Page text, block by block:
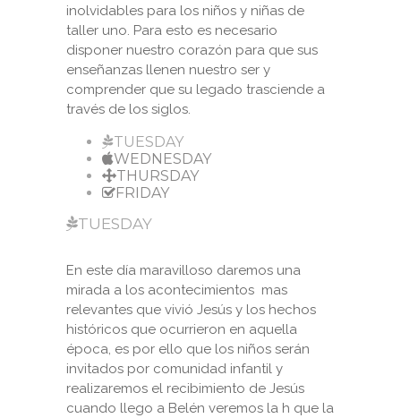
inolvidables para los niños y niñas de
taller uno. Para esto es necesario
disponer nuestro corazón para que sus
enseñanzas llenen nuestro ser y
comprender que su legado trasciende a
través de los siglos.
TUESDAY
WEDNESDAY
THURSDAY
FRIDAY
TUESDAY
En este día maravilloso daremos una
mirada a los acontecimientos mas
relevantes que vivió Jesús y los hechos
históricos que ocurrieron en aquella
época, es por ello que los niños serán
invitados por comunidad infantil y
realizaremos el recibimiento de Jesús
cuando llego a Belén veremos la h que la